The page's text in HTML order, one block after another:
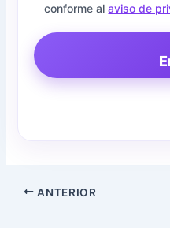
conforme alaviso de
ANTERIOR